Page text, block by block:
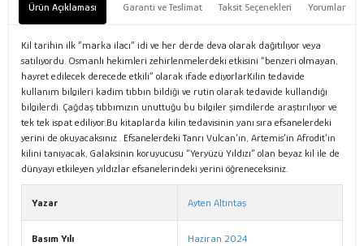
Ürün Açıklaması Garanti ve Teslimat Taksit Seçenekleri Yorumlar
Kil tarihin ilk “marka ilacı” idi ve her derde deva olarak dağıtılıyor veya
satılıyordu. Osmanlı hekimleri zehirlenmelerdeki etkisini “benzeri olmayan,
hayret edilecek derecede etkili” olarak ifade ediyorlarKilin tedavide
kullanım bilgileri kadim tıbbın bildiği ve rutin olarak tedavide kullandığı
bilgilerdi. Çağdaş tıbbımızın unuttuğu bu bilgiler şimdilerde araştırılıyor ve
tek tek ispat ediliyor.Bu kitaplarda kilin tedavisinin yanı sıra efsanelerdeki
yerini de okuyacaksınız . Efsanelerdeki Tanrı Vulcan’ın, Artemis’in Afrodit’in
kilini tanıyacak, Galaksinin koruyucusu “Yeryüzü Yıldızı” olan beyaz kil ile de
dünyayı etkileyen yıldızlar efsanelerindeki yerini öğreneceksiniz.
Yazar Ayten Altıntaş
Basım Yılı Haziran 2024